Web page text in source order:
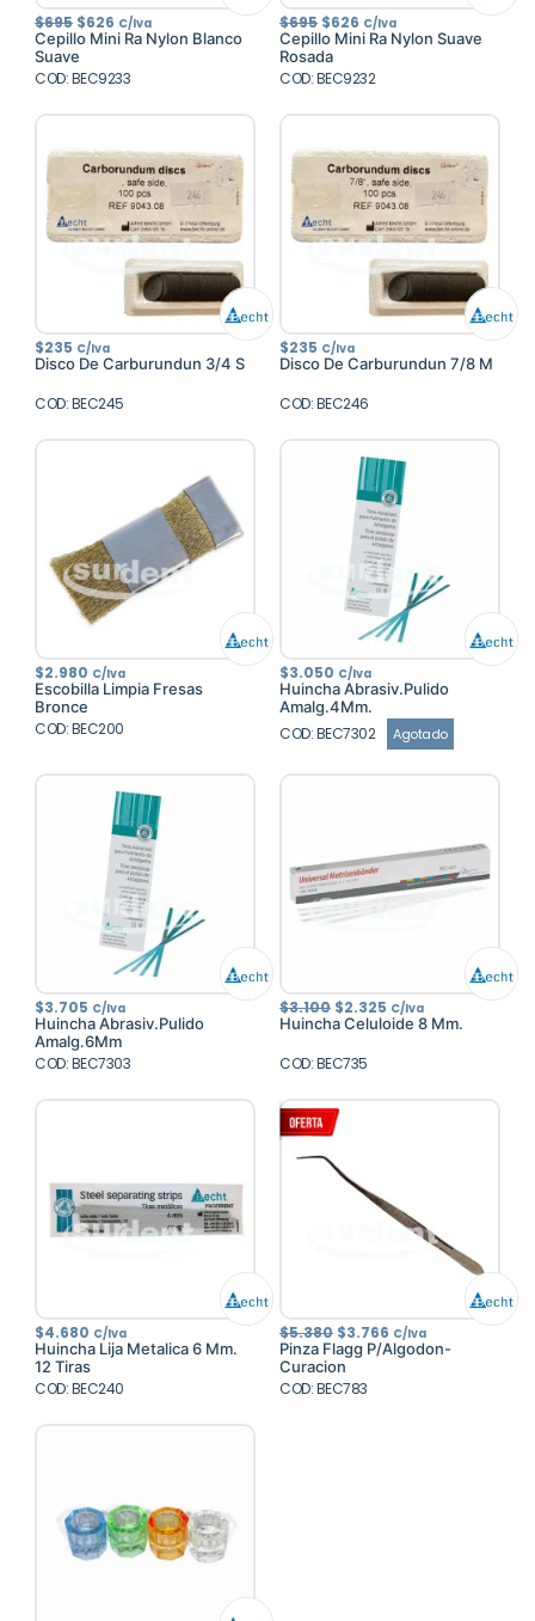
$695 El
precio
original
era:
$695.
$626 El
precio
actual
$626.
C/Iva
Cepillo Mini Ra Nylon Blanco
Suave
COD: BEC9233
$695 El
precio
original
era:
$695.
$626 El
precio
actual
$626.
C/Iva
Cepillo Mini Ra Nylon Suave
Rosada
COD: BEC9232
$235 C/Iva
Disco De Carburundun 3/4 S
COD: BEC245
$235 C/Iva
Disco De Carburundun 7/8 M
COD: BEC246
$2.980 C/Iva
Escobilla Limpia Fresas
Bronce
COD: BEC200
$3.050 C/Iva
Huincha Abrasiv.Pulido
Amalg.4Mm.
COD: BEC7302 Agotado
$3.705 C/Iva
Huincha Abrasiv.Pulido
Amalg.6Mm
COD: BEC7303
$3.100 El
precio
original
$3.100.
$2.325 El
precio
actual
C/Iva
Huincha Celuloide 8 Mm.
COD: BEC735
$4.680 C/Iva
Huincha Lija Metalica 6 Mm.
12 Tiras
COD: BEC240
$5.380 El
precio
original
era:
$5.380.
$3.766 El
precio
actual
C/Iva
Pinza Flagg P/Algodon-
Curacion
COD: BEC783